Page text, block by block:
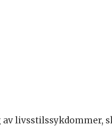
livsstilssykdommer,